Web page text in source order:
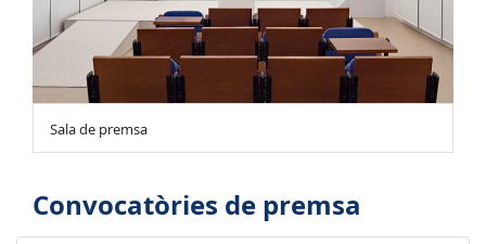
Sala de premsa
Convocatòries de premsa